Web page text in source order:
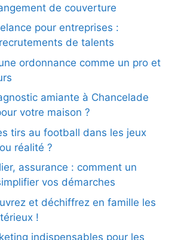
de couverture
pour entreprises :
de talents
ordonnance comme un pro et
amiante à Chancelade
votre maison ?
tirs au football dans les jeux
réalité ?
assurance : comment un
vos démarches
et déchiffrez en famille les
!
indispensables pour les